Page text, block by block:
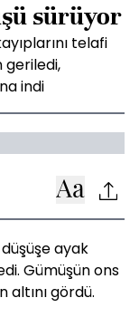
sürüyor
telafi
geriledi,
indi
ayak
Gümüşün ons
altını gördü.